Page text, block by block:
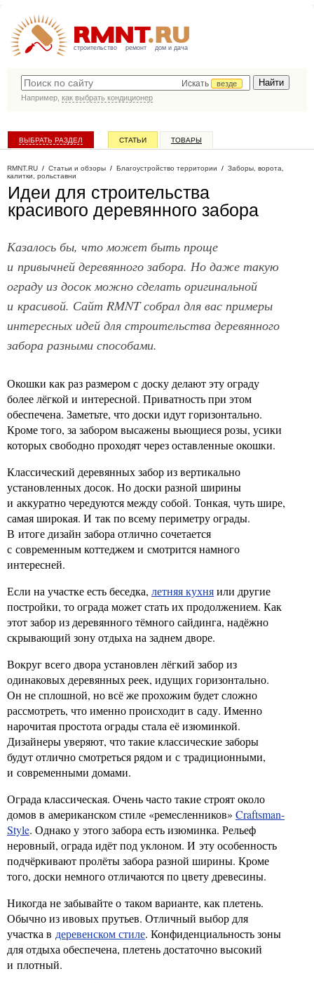
строительство ремонт дом и дача
Искать
везде
Например, как выбрать кондиционер
ВЫБРАТЬ РАЗДЕЛ СТАТЬИ ТОВАРЫ
RMNT.RU / Статьи и обзоры / Благоустройство территории / Заборы, ворота,
калитки, рольставни
Идеи для строительства
красивого деревянного забора
Казалось бы, что может быть проще
и привычней деревянного забора. Но даже такую
ограду из досок можно сделать оригинальной
и красивой. Сайт RMNT собрал для вас примеры
интересных идей для строительства деревянного
забора разными способами.
Окошки как раз размером с доску делают эту ограду
более лёгкой и интересной. Приватность при этом
обеспечена. Заметьте, что доски идут горизонтально.
Кроме того, за забором высажены вьющиеся розы, усики
которых свободно проходят через оставленные окошки.
Классический деревянных забор из вертикально
установленных досок. Но доски разной ширины
и аккуратно чередуются между собой. Тонкая, чуть шире,
самая широкая. И так по всему периметру ограды.
В итоге дизайн забора отлично сочетается
с современным коттеджем и смотрится намного
интересней.
Если на участке есть беседка, летняя кухняили другие
постройки, то ограда может стать их продолжением. Как
этот забор из деревянного тёмного сайдинга, надёжно
скрывающий зону отдыха на заднем дворе.
Вокруг всего двора установлен лёгкий забор из
одинаковых деревянных реек, идущих горизонтально.
Он не сплошной, но всё же прохожим будет сложно
рассмотреть, что именно происходит в саду. Именно
нарочитая простота ограды стала её изюминкой.
Дизайнеры уверяют, что такие классические заборы
будут отлично смотреться рядом и с традиционными,
и современными домами.
Ограда классическая. Очень часто такие строят около
домов в американском стиле «ремесленников» Craftsman-
Style. Однако у этого забора есть изюминка. Рельеф
неровный, ограда идёт под уклоном. И эту особенность
подчёркивают пролёты забора разной ширины. Кроме
того, доски немного отличаются по цвету древесины.
Никогда не забывайте о таком варианте, как плетень.
Обычно из ивовых прутьев. Отличный выбор для
участка в деревенском стиле. Конфиденциальность зоны
для отдыха обеспечена, плетень достаточно высокий
и плотный.